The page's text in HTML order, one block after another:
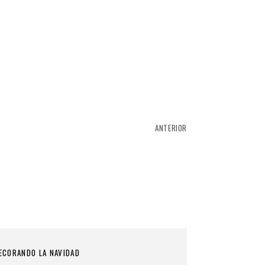
ANTERIOR
LA NAVIDAD